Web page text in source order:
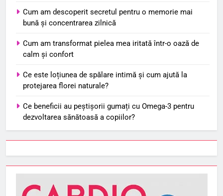
Cum am descoperit secretul pentru o memorie mai
bună și concentrarea zilnică
Cum am transformat pielea mea iritată într-o oază de
calm și confort
Ce este loțiunea de spălare intimă și cum ajută la
protejarea florei naturale?
Ce beneficii au peștișorii gumați cu Omega-3 pentru
dezvoltarea sănătoasă a copiilor?